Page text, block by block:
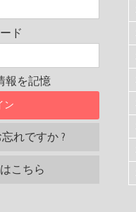
ド
報を記憶
れですか ?
こちら